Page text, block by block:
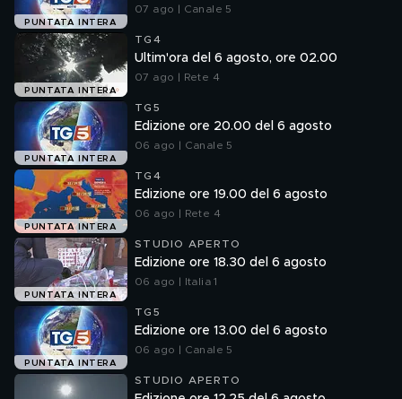
PUNTATA INTERA
07 ago | Canale 5
PUNTATA INTERA
TG4
Ultim'ora del 6 agosto, ore 02.00
07 ago | Rete 4
PUNTATA INTERA
TG5
Edizione ore 20.00 del 6 agosto
06 ago | Canale 5
PUNTATA INTERA
TG4
Edizione ore 19.00 del 6 agosto
06 ago | Rete 4
PUNTATA INTERA
STUDIO APERTO
Edizione ore 18.30 del 6 agosto
06 ago | Italia 1
PUNTATA INTERA
TG5
Edizione ore 13.00 del 6 agosto
06 ago | Canale 5
STUDIO APERTO